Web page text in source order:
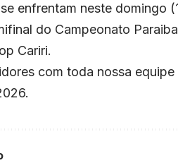
enfrentam neste domingo
do Campeonato
Cariri.
com toda nossa